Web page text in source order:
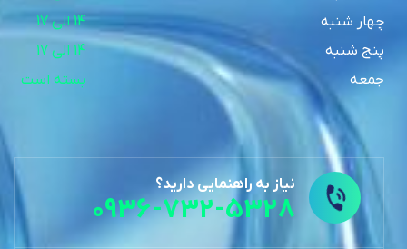
چهار شنبه
14 الی 17
پنج شنبه
14 الی 17
جمعه
بسته است
نیاز به راهنمایی دارید؟
0936-732-5328